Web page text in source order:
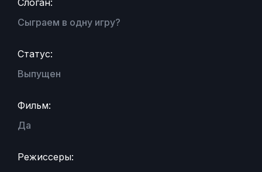
Сыграем в одну игру?
Статус:
Выпущен
Фильм:
Да
Режиссеры: